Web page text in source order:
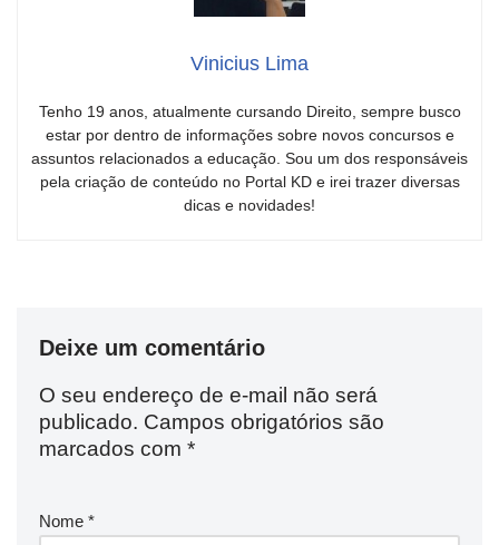
Vinicius Lima
Tenho 19 anos, atualmente cursando Direito, sempre busco
estar por dentro de informações sobre novos concursos e
assuntos relacionados a educação. Sou um dos responsáveis
pela criação de conteúdo no Portal KD e irei trazer diversas
dicas e novidades!
Deixe um comentário
O seu endereço de e-mail não será
publicado. Campos obrigatórios são
marcados com *
Nome *